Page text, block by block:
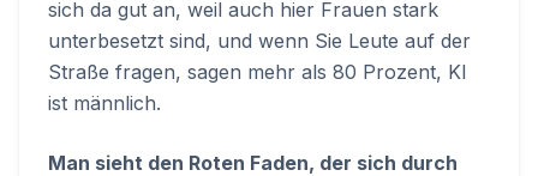
sich da gut an, weil auch hier Frauen stark
unterbesetzt sind, und wenn Sie Leute auf der
Straße fragen, sagen mehr als 80 Prozent, KI
ist männlich.
Man sieht den Roten Faden, der sich durch